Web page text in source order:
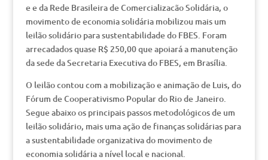
e e da Rede Brasileira de Comercializacão Solidária, o
movimento de economia solidária mobilizou mais um
leilão solidário para sustentabilidade do FBES. Foram
arrecadados quase R$ 250,00 que apoiará a manutenção
da sede da Secretaria Executiva do FBES, em Brasília.
O leilão contou com a mobilização e animação de Luis, do
Fórum de Cooperativismo Popular do Rio de Janeiro.
Segue abaixo os principais passos metodológicos de um
leilão solidário, mais uma ação de finanças solidárias para
a sustentabilidade organizativa do movimento de
economia solidária a nível local e nacional.